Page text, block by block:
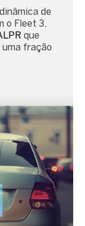
de
o Fleet 3,
que
uma fração